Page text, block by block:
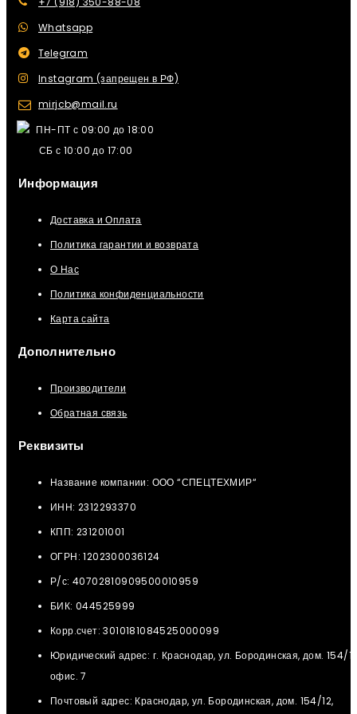
Whatsapp
Telegram
Instagram (запрещен в РФ)
mirjcb@mail.ru
ПН-ПТ с 09:00 до 18:00
СБ с 10:00 до 17:00
Информация
Доставка и Оплата
Политика гарантии и возврата
О Нас
Политика конфиденциальности
Карта сайта
Дополнительно
Производители
Обратная связь
Реквизиты
Название компании: ООО “СПЕЦТЕХМИР“
ИНН: 2312293370
КПП: 231201001
ОГРН: 1202300036124
Р/с: 40702810909500010959
БИК: 044525999
Корр.счет: 3010181084525000099
Юридический адрес: г. Краснодар, ул. Бородинская, дом. 154/
офис. 7
Почтовый адрес: Краснодар, ул. Бородинская, дом. 154/12,